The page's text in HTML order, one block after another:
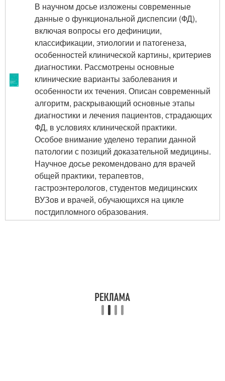
В научном досье изложены современные
данные о функциональной диспепсии (ФД),
включая вопросы его дефиниции,
классификации, этиологии и патогенеза,
особенностей клинической картины, критериев
диагностики. Рассмотрены основные
клинические варианты заболевания и
особенности их течения. Описан современный
алгоритм, раскрывающий основные этапы
диагностики и лечения пациентов, страдающих
ФД, в условиях клинической практики.
Особое внимание уделено терапии данной
патологии с позиций доказательной медицины.
Научное досье рекомендовано для врачей
общей практики, терапевтов,
гастроэнтерологов, студентов медицинских
ВУЗов и врачей, обучающихся на цикле
постдипломного образования.